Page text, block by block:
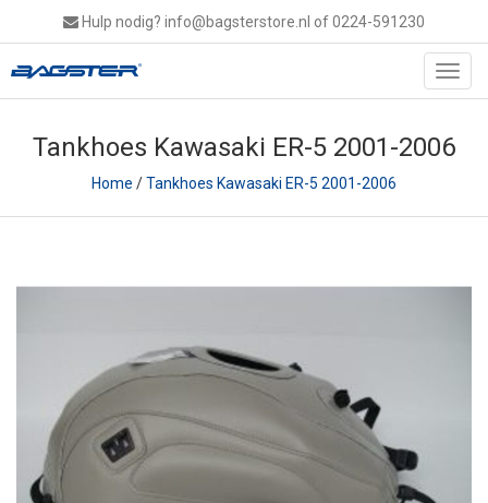
Hulp nodig? info@bagsterstore.nl of 0224-591230
Tankhoes Kawasaki ER-5 2001-2006
Home /Tankhoes Kawasaki ER-5 2001-2006